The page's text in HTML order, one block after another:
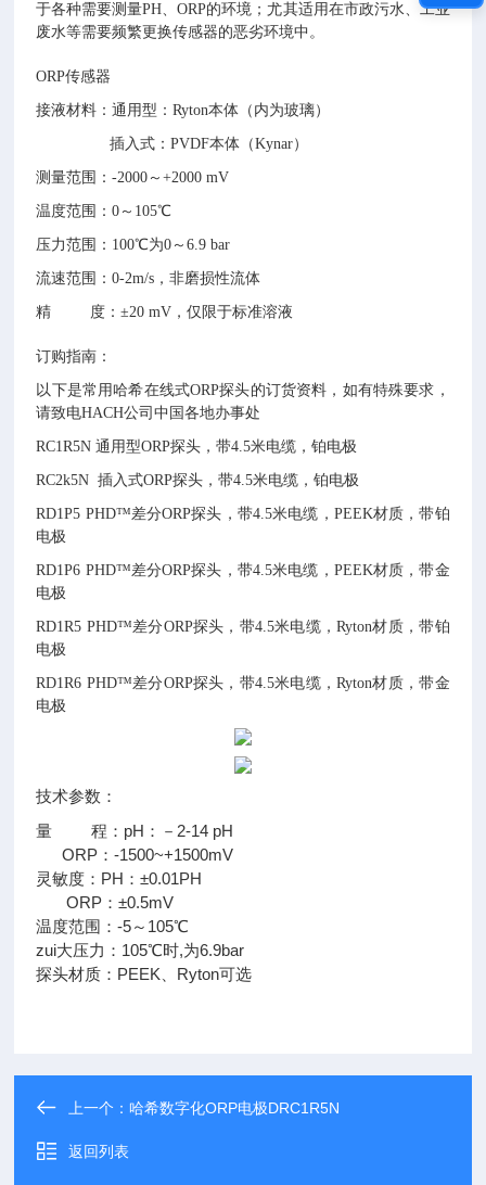
于各种需要测量PH、ORP的环境；尤其适用在市政污水、工业
废水等需要频繁更换传感器的恶劣环境中。
ORP传感器
接液材料：通用型：Ryton本体（内为玻璃）
插入式：PVDF本体（Kynar）
测量范围：-2000～+2000 mV
温度范围：0～105℃
压力范围：100℃为0～6.9 bar
流速范围：0-2m/s，非磨损性流体
精 度：±20 mV，仅限于标准溶液
订购指南：
以下是常用哈希在线式ORP探头的订货资料，如有特殊要求，
请致电HACH公司中国各地办事处
RC1R5N 通用型ORP探头，带4.5米电缆，铂电极
RC2k5N 插入式ORP探头，带4.5米电缆，铂电极
RD1P5 PHD™差分ORP探头，带4.5米电缆，PEEK材质，带铂
电极
RD1P6 PHD™差分ORP探头，带4.5米电缆，PEEK材质，带金
电极
RD1R5 PHD™差分ORP探头，带4.5米电缆，Ryton材质，带铂
电极
RD1R6 PHD™差分ORP探头，带4.5米电缆，Ryton材质，带金
电极
技术参数：
量 程：pH：－2-14 pH
ORP：-1500~+1500mV
灵敏度：PH：±0.01PH
ORP：±0.5mV
温度范围：-5～105℃
zui大压力：105℃时,为6.9bar
探头材质：PEEK、Ryton可选
上一个：哈希数字化ORP电极DRC1R5N
返回列表